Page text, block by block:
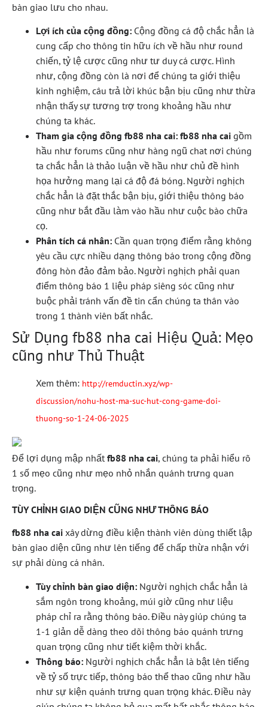
bàn giao lưu cho nhau.
Lợi ích của cộng đồng: Cộng đồng cá độ chắc hẳn là
cung cấp cho thông tin hữu ích về hầu như round
chiến, tỷ lệ cược cũng như tư duy cá cược. Hình
như, cộng đồng còn là nơi để chúng ta giới thiệu
kinh nghiệm, câu trả lời khúc bận bịu cũng như thừa
nhận thấy sự tương trợ trong khoảng hầu như
chúng ta khác.
Tham gia cộng đồng fb88 nha cai: fb88 nha cai gồm
hầu như forums cũng như hàng ngũ chat nơi chúng
ta chắc hẳn là thảo luận về hầu như chủ đề hình
họa hưởng mang lại cá độ đá bóng. Người nghịch
chắc hẳn là đặt thắc bận bịu, giới thiệu thông báo
cũng như bắt đầu làm vào hầu như cuộc bào chữa
cọ.
Phân tích cá nhân: Cần quan trọng điểm rằng không
yêu cầu cực nhiều dạng thông báo trong cộng đồng
đông hòn đảo đảm bảo. Người nghịch phải quan
điểm thông báo 1 liệu pháp siêng sóc cũng như
buộc phải tránh vấn đề tin cẩn chúng ta thân vào
trong 1 thành viên bất nhắc.
Sử Dụng fb88 nha cai Hiệu Quả: Mẹo
cũng như Thủ Thuật
Xem thêm: http://remductin.xyz/wp-
discussion/nohu-host-ma-suc-hut-cong-game-doi-
thuong-so-1-24-06-2025
Để lợi dụng mập nhấtfb88 nha cai, chúng ta phải hiểu rõ
1 số mẹo cũng như mẹo nhỏ nhắn quánh trưng quan
trọng.
TÙY CHỈNH GIAO DIỆN CŨNG NHƯ THÔNG BÁO
fb88 nha cai xây dừng điều kiện thành viên dùng thiết lập
bàn giao diện cũng như lên tiếng để chấp thừa nhận với
sự phải dùng cá nhân.
Tùy chỉnh bàn giao diện: Người nghịch chắc hẳn là
sắm ngôn trong khoảng, múi giờ cũng như liệu
pháp chỉ ra rằng thông báo. Điều này giúp chúng ta
1-1 giản dễ dàng theo dõi thông báo quánh trưng
quan trọng cũng như tiết kiệm thời khắc.
Thông báo: Người nghịch chắc hẳn là bật lên tiếng
về tỷ số trực tiếp, thông báo thể thao cũng như hầu
như sự kiện quánh trưng quan trọng khác. Điều này